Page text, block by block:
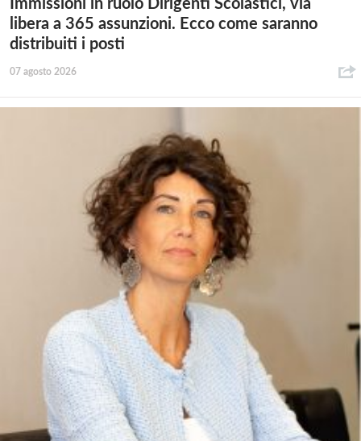
Immissioni in ruolo Dirigenti Scolastici, via
libera a 365 assunzioni. Ecco come saranno
distribuiti i posti
07 agosto 2026